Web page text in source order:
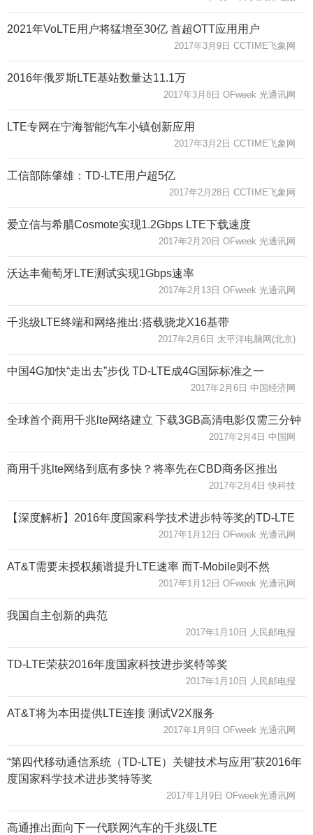
2021年VoLTE用户将猛增至30亿 首超OTT应用用户
2017年3月9日 CCTIME飞象网
2016年俄罗斯LTE基站数量达11.1万
2017年3月8日 OFweek 光通讯网
LTE专网在宁海智能汽车小镇创新应用
2017年3月2日 CCTIME飞象网
工信部陈肇雄：TD-LTE用户超5亿
2017年2月28日 CCTIME飞象网
爱立信与希腊Cosmote实现1.2Gbps LTE下载速度
2017年2月20日 OFweek 光通讯网
沃达丰葡萄牙LTE测试实现1Gbps速率
2017年2月13日 OFweek 光通讯网
千兆级LTE终端和网络推出:搭载骁龙X16基带
2017年2月6日 太平洋电脑网(北京)
中国4G加快“走出去”步伐 TD-LTE成4G国际标准之一
2017年2月6日 中国经济网
全球首个商用千兆lte网络建立 下载3GB高清电影仅需三分钟
2017年2月4日 中国网
商用千兆lte网络到底有多快？将率先在CBD商务区推出
2017年2月4日 快科技
【深度解析】2016年度国家科学技术进步特等奖的TD-LTE
2017年1月12日 OFweek 光通讯网
AT&T需要未授权频谱提升LTE速率 而T-Mobile则不然
2017年1月12日 OFweek 光通讯网
我国自主创新的典范
2017年1月10日 人民邮电报
TD-LTE荣获2016年度国家科技进步奖特等奖
2017年1月10日 人民邮电报
AT&T将为本田提供LTE连接 测试V2X服务
2017年1月9日 OFweek 光通讯网
“第四代移动通信系统（TD-LTE）关键技术与应用”获2016年
度国家科学技术进步奖特等奖
2017年1月9日 OFweek光通讯网
高通推出面向下一代联网汽车的千兆级LTE